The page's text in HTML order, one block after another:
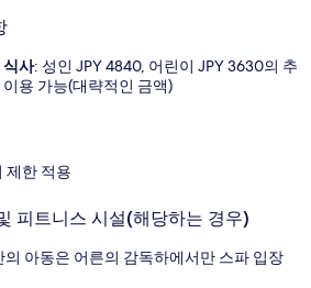
식사: 성인 JPY 4840, 어린이 JPY 3630의 추
용 가능(대략적인 금액)
제한 적용
피트니스 시설(해당하는 경우)
의 아동은 어른의 감독하에서만 스파 입장